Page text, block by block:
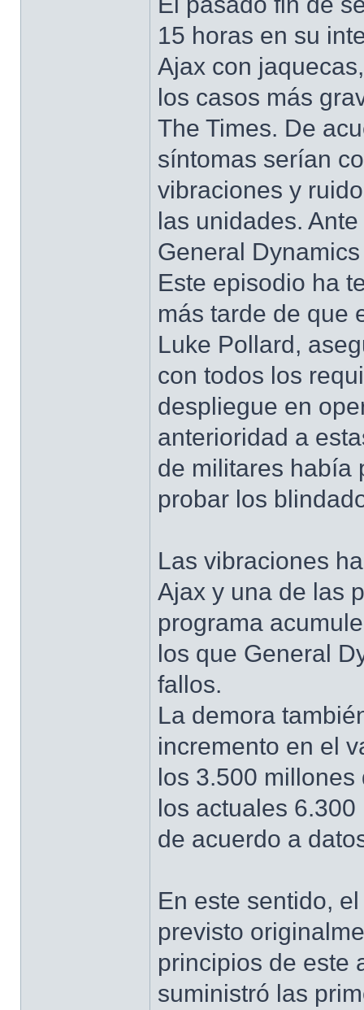
15 horas en su
Ajax con
los casos más
The Times. De
síntomas serían
vibraciones y
las unidades.
General
Este episodio ha
más tarde de que
Luke Pollard,
con todos los
despliegue en
anterioridad a
de militares había
probar los
Las vibraciones
Ajax y una de las
programa
los que General
fallos.
La demora
incremento en el
los 3.500
los actuales
de acuerdo a
En este sentido,
previsto
principios de este
suministró las